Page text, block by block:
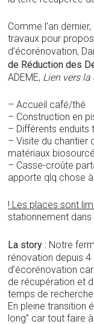
Comme l’an
travaux pour
d’écorénovation,
de Réduction des
ADEME, Lien vers la
– Accueil café/thé
– Construction en
– Différents enduits
– Visite du chantier
matériaux
– Casse-croûte
apporte qlq chose
! Les places sont
stationnement dans
La story : Notre
rénovation depuis
d’écorénovation
de récupération et
temps de
En pleine transition
long” car tout faire